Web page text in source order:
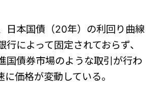
日本国債（20年） の利回り曲線
行によって固定されておらず、
国債券市場のような取引が行わ
に価格が変動している。